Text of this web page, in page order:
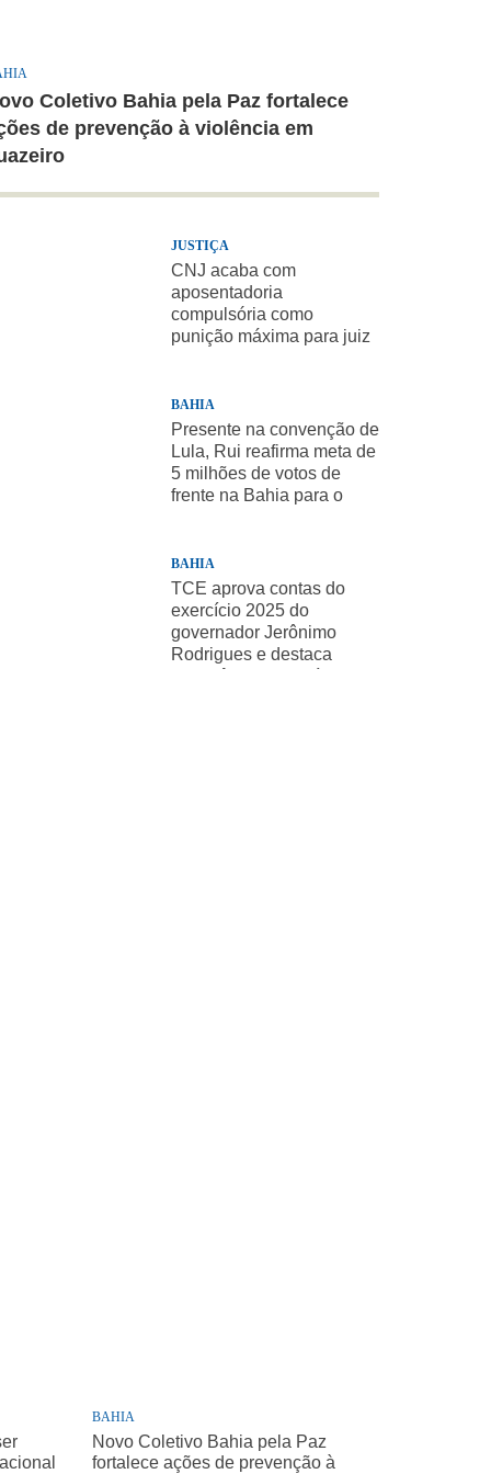
Coletivo Bahia pela Paz fortalece
de prevenção à violência em
JUSTIÇA
CNJ acaba com
aposentadoria
compulsória como
punição máxima para juiz
BAHIA
Presente na convenção de
Lula, Rui reafirma meta de
5 milhões de votos de
frente na Bahia para o
BAHIA
TCE aprova contas do
exercício 2025 do
governador Jerônimo
Rodrigues e destaca
BAHIA
Novo Coletivo Bahia pela Paz
fortalece ações de prevenção à